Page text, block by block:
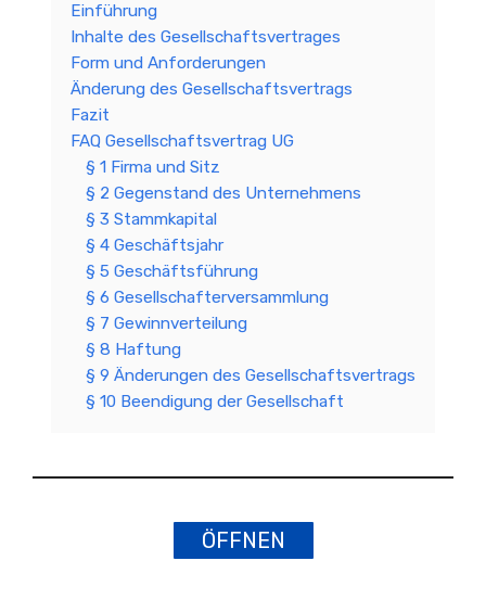
Einführung
Inhalte des Gesellschaftsvertrages
Form und Anforderungen
Änderung des Gesellschaftsvertrags
Fazit
FAQ Gesellschaftsvertrag UG
§ 1 Firma und Sitz
§ 2 Gegenstand des Unternehmens
§ 3 Stammkapital
§ 4 Geschäftsjahr
§ 5 Geschäftsführung
§ 6 Gesellschafterversammlung
§ 7 Gewinnverteilung
§ 8 Haftung
§ 9 Änderungen des Gesellschaftsvertrags
§ 10 Beendigung der Gesellschaft
ÖFFNEN